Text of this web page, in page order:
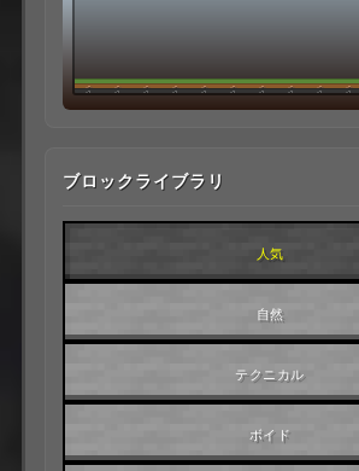
ブロックライブラリ
人気
自然
テクニカル
ボイド